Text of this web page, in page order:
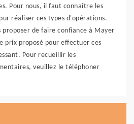
Pour nous, il faut connaître les
réaliser ces types d'opérations.
proposer de faire confiance à Mayer
prix proposé pour effectuer ces
Pour recueillir les
veuillez le téléphoner